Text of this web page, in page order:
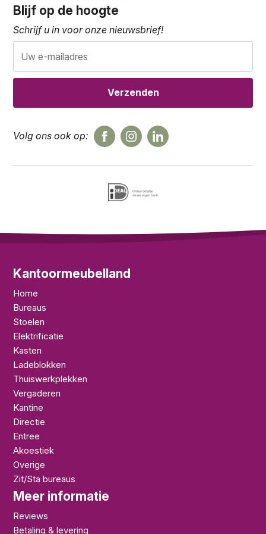
Blijf op de hoogte
Schrijf u in voor onze nieuwsbrief!
Volg ons ook op:
Kantoormeubelland
Home
Bureaus
Stoelen
Elektrificatie
Kasten
Ladeblokken
Thuiswerkplekken
Vergaderen
Kantine
Directie
Entree
Akoestiek
Overige
Zit/Sta bureaus
Meer informatie
Reviews
Betaling & levering